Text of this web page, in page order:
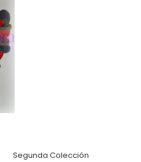
Segunda Colección